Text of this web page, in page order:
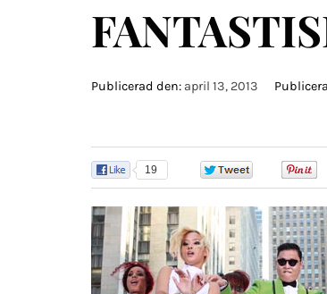
Publicerad den: april 13, 2013
19